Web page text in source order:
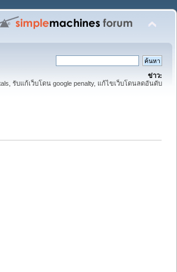
ข่าว:
รับแก้เว็บโดน google penalty, แก้ไขเว็บโดนลดอันดับ